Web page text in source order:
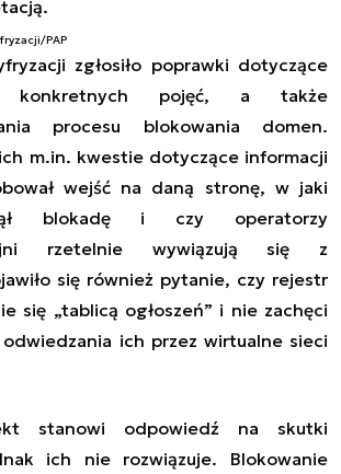
PAP
zgłosiło poprawki dotyczące
konkretnych pojęć, a także
procesu blokowania domen.
m.in. kwestie dotyczące informacji
wejść na daną stronę, w jaki
blokadę i czy operatorzy
rzetelnie wywiązują się z
się również pytanie, czy rejestr
się „tablicą ogłoszeń” i nie zachęci
ich przez wirtualne sieci
stanowi odpowiedź na skutki
ich nie rozwiązuje. Blokowanie